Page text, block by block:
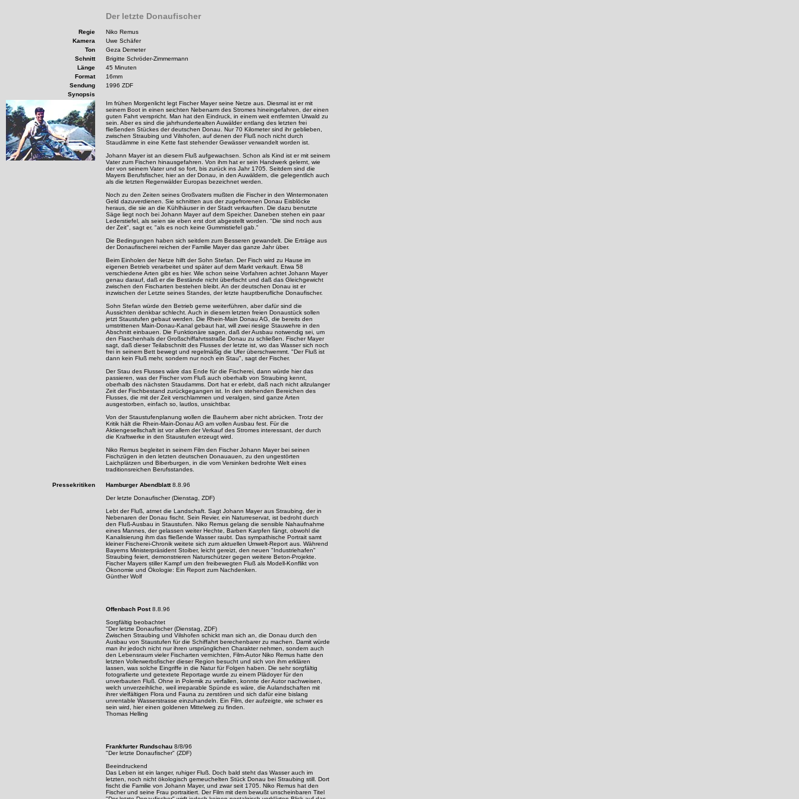
Der letzte Donaufischer
Regie
Niko Remus
Kamera
Uwe Schäfer
Ton
Geza Demeter
Schnitt
Brigitte Schröder-Zimmermann
Länge
45 Minuten
Format
16mm
Sendung
1996 ZDF
Synopsis
Im frühen Morgenlicht legt Fischer Mayer seine Netze aus. Diesmal ist er mit
seinem Boot in einen seichten Nebenarm des Stromes hineingefahren, der einen
guten Fahrt verspricht. Man hat den Eindruck, in einem weit entfernten Urwald zu
sein. Aber es sind die jahrhundertealten Auwälder entlang des letzten frei
fließenden Stückes der deutschen Donau. Nur 70 Kilometer sind ihr geblieben,
zwischen Straubing und Vilshofen, auf denen der Fluß noch nicht durch
Staudämme in eine Kette fast stehender Gewässer verwandelt worden ist.
Johann Mayer ist an diesem Fluß aufgewachsen. Schon als Kind ist er mit seinem
Vater zum Fischen hinausgefahren. Von ihm hat er sein Handwerk gelernt, wie
der von seinem Vater und so fort, bis zurück ins Jahr 1705. Seitdem sind die
Mayers Berufsfischer, hier an der Donau, in den Auwäldern, die gelegentlich auch
als die letzten Regenwälder Europas bezeichnet werden.
Noch zu den Zeiten seines Großvaters mußten die Fischer in den Wintermonaten
Geld dazuverdienen. Sie schnitten aus der zugefrorenen Donau Eisblöcke
heraus, die sie an die Kühlhäuser in der Stadt verkauften. Die dazu benutzte
Säge liegt noch bei Johann Mayer auf dem Speicher. Daneben stehen ein paar
Lederstiefel, als seien sie eben erst dort abgestellt worden. "Die sind noch aus
der Zeit", sagt er, "als es noch keine Gummistiefel gab."
Die Bedingungen haben sich seitdem zum Besseren gewandelt. Die Erträge aus
der Donaufischerei reichen der Familie Mayer das ganze Jahr über.
Beim Einholen der Netze hilft der Sohn Stefan. Der Fisch wird zu Hause im
eigenen Betrieb verarbeitet und später auf dem Markt verkauft. Etwa 58
verschiedene Arten gibt es hier. Wie schon seine Vorfahren achtet Johann Mayer
genau darauf, daß er die Bestände nicht überfischt und daß das Gleichgewicht
zwischen den Fischarten bestehen bleibt. An der deutschen Donau ist er
inzwischen der Letzte seines Standes, der letzte hauptberufliche Donaufischer.
Sohn Stefan würde den Betrieb gerne weiterführen, aber dafür sind die
Aussichten denkbar schlecht. Auch in diesem letzten freien Donaustück sollen
jetzt Staustufen gebaut werden. Die Rhein-Main Donau AG, die bereits den
umstrittenen Main-Donau-Kanal gebaut hat, will zwei riesige Stauwehre in den
Abschnitt einbauen. Die Funktionäre sagen, daß der Ausbau notwendig sei, um
den Flaschenhals der Großschiffahrtsstraße Donau zu schließen. Fischer Mayer
sagt, daß dieser Teilabschnitt des Flusses der letzte ist, wo das Wasser sich noch
frei in seinem Bett bewegt und regelmäßig die Ufer überschwemmt. "Der Fluß ist
dann kein Fluß mehr, sondern nur noch ein Stau", sagt der Fischer.
Der Stau des Flusses wäre das Ende für die Fischerei, dann würde hier das
passieren, was der Fischer vom Fluß auch oberhalb von Straubing kennt,
oberhalb des nächsten Staudamms. Dort hat er erlebt, daß nach nicht allzulanger
Zeit der Fischbestand zurückgegangen ist. In den stehenden Bereichen des
Flusses, die mit der Zeit verschlammen und veralgen, sind ganze Arten
ausgestorben, einfach so, lautlos, unsichtbar.
Von der Staustufenplanung wollen die Bauherrn aber nicht abrücken. Trotz der
Kritik hält die Rhein-Main-Donau AG am vollen Ausbau fest. Für die
Aktiengesellschaft ist vor allem der Verkauf des Stromes interessant, der durch
die Kraftwerke in den Staustufen erzeugt wird.
Niko Remus begleitet in seinem Film den Fischer Johann Mayer bei seinen
Fischzügen in den letzten deutschen Donauauen, zu den ungestörten
Laichplätzen und Biberburgen, in die vom Versinken bedrohte Welt eines
traditionsreichen Berufsstandes.
Pressekritiken Hamburger Abendblatt8.8.96
Der letzte Donaufischer (Dienstag, ZDF)
Lebt der Fluß, atmet die Landschaft. Sagt Johann Mayer aus Straubing, der in
Nebenaren der Donau fischt. Sein Revier, ein Naturreservat, ist bedroht durch
den Fluß-Ausbau in Staustufen. Niko Remus gelang die sensible Nahaufnahme
eines Mannes, der gelassen weiter Hechte, Barben Karpfen fängt, obwohl die
Kanalisierung ihm das fließende Wasser raubt. Das sympathische Portrait samt
kleiner Fischerei-Chronik weitete sich zum aktuellen Umwelt-Report aus. Während
Bayerns Ministerpräsident Stoiber, leicht gereizt, den neuen "Industriehafen"
Straubing feiert, demonstrieren Naturschützer gegen weitere Beton-Projekte.
Fischer Mayers stiller Kampf um den freibewegten Fluß als Modell-Konflikt von
Ökonomie und Ökologie: Ein Report zum Nachdenken.
Günther Wolf
Offenbach Post8.8.96
Sorgfältig beobachtet
"Der letzte Donaufischer (Dienstag, ZDF)
Zwischen Straubing und Vilshofen schickt man sich an, die Donau durch den
Ausbau von Staustufen für die Schiffahrt berechenbarer zu machen. Damit würde
man ihr jedoch nicht nur ihren ursprünglichen Charakter nehmen, sondern auch
den Lebensraum vieler Fischarten vernichten, Film-Autor Niko Remus hatte den
letzten Vollerwerbsfischer dieser Region besucht und sich von ihm erklären
lassen, was solche Eingriffe in die Natur für Folgen haben. Die sehr sorgfältig
fotografierte und getextete Reportage wurde zu einem Plädoyer für den
unverbauten Fluß. Ohne in Polemik zu verfallen, konnte der Autor nachweisen,
welch unverzeihliche, weil irreparable Spünde es wäre, die Aulandschaften mit
ihrer vielfältigen Flora und Fauna zu zerstören und sich dafür eine bislang
unrentable Wasserstrasse einzuhandeln. Ein Film, der aufzeigte, wie schwer es
sein wird, hier einen goldenen Mittelweg zu finden.
Thomas Helling
Frankfurter Rundschau 8/8/96
"Der letzte Donaufischer" (ZDF)
Beeindruckend
Das Leben ist ein langer, ruhiger Fluß. Doch bald steht das Wasser auch im
letzten, noch nicht ökologisch gemeuchelten Stück Donau bei Straubing still. Dort
fischt die Familie von Johann Mayer, und zwar seit 1705. Niko Remus hat den
Fischer und seine Frau portraitiert. Der Film mit dem bewußt unscheinbaren Titel